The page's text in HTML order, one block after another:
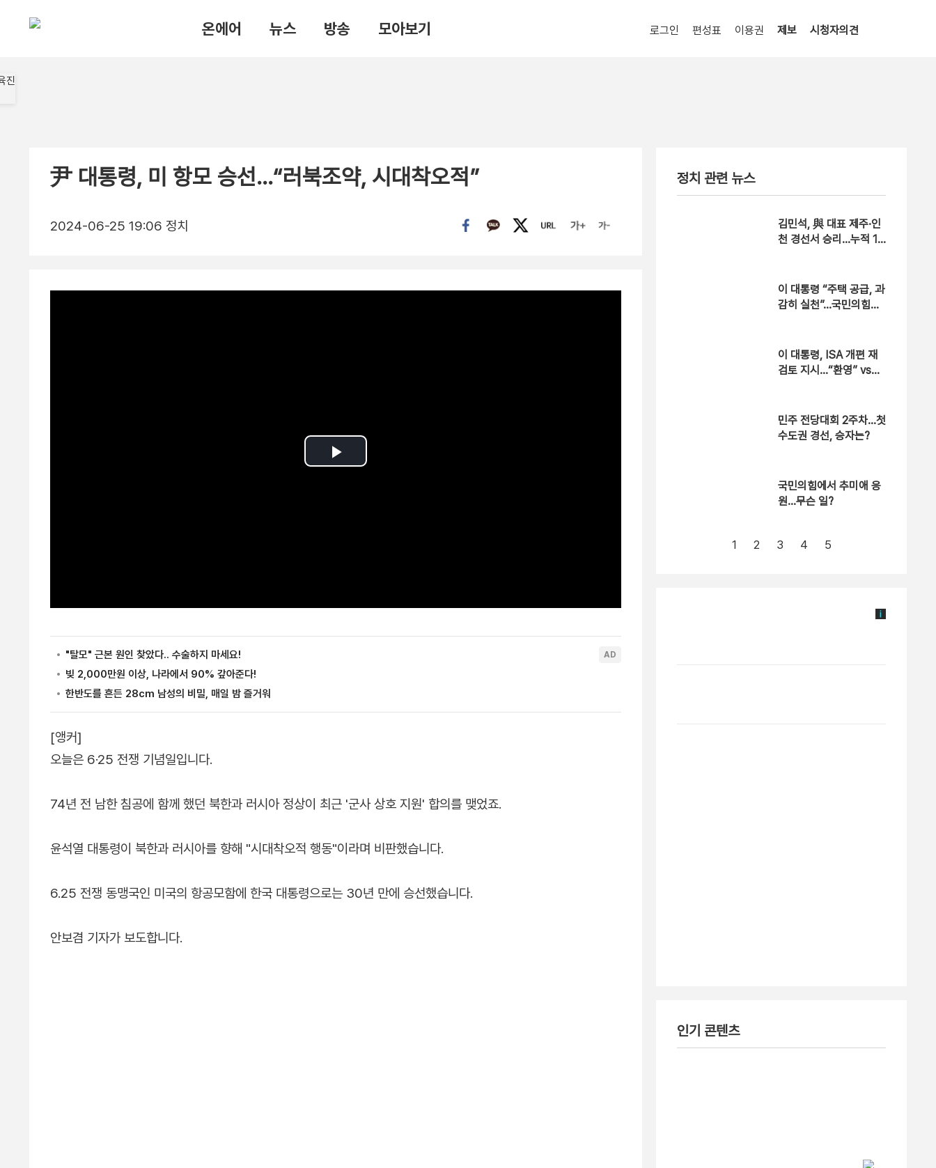
온에어 뉴스 방송 모아보기 로그인 편성표 이용권 제보 시청자의견
尹 대통령, 미 항모 승선…“러북조약, 시대착오적”
2024-06-25 19:06 정치
[앵커]
오늘은 6·25 전쟁 기념일입니다.
74년 전 남한 침공에 함께 했던 북한과 러시아 정상이 최근 '군사 상호 지원' 합의를 맺었죠.
윤석열 대통령이 북한과 러시아를 향해 "시대착오적 행동"이라며 비판했습니다.
6.25 전쟁 동맹국인 미국의 항공모함에 한국 대통령으로는 30년 만에 승선했습니다.
안보겸 기자가 보도합니다.
정치 관련 뉴스
김민석, 與 대표 제주·인
천 경선서 승리…누적 1
이 대통령 “주택 공급, 과
감히 실천”…국민의힘
이 대통령, ISA 개편 재
검토 지시…“환영” vs
민주 전당대회 2주차…첫
수도권 경선, 승자는?
국민의힘에서 추미애 응
원…무슨 일?
1 2 3 4 5
인기 콘텐츠